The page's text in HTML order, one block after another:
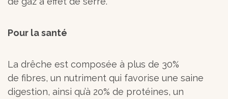
Pour la santé
La drêche est composée à plus de 30%
de fibres, un nutriment qui favorise une saine
digestion, ainsi qu’à 20% de protéines, un